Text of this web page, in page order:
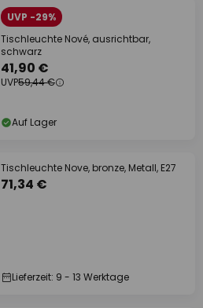
UVP -29%
Tischleuchte Nové, ausrichtbar,
schwarz
41,90 €
UVP59,44 €
Auf Lager
Tischleuchte Nove, bronze, Metall, E27
71,34 €
Lieferzeit: 9 - 13 Werktage